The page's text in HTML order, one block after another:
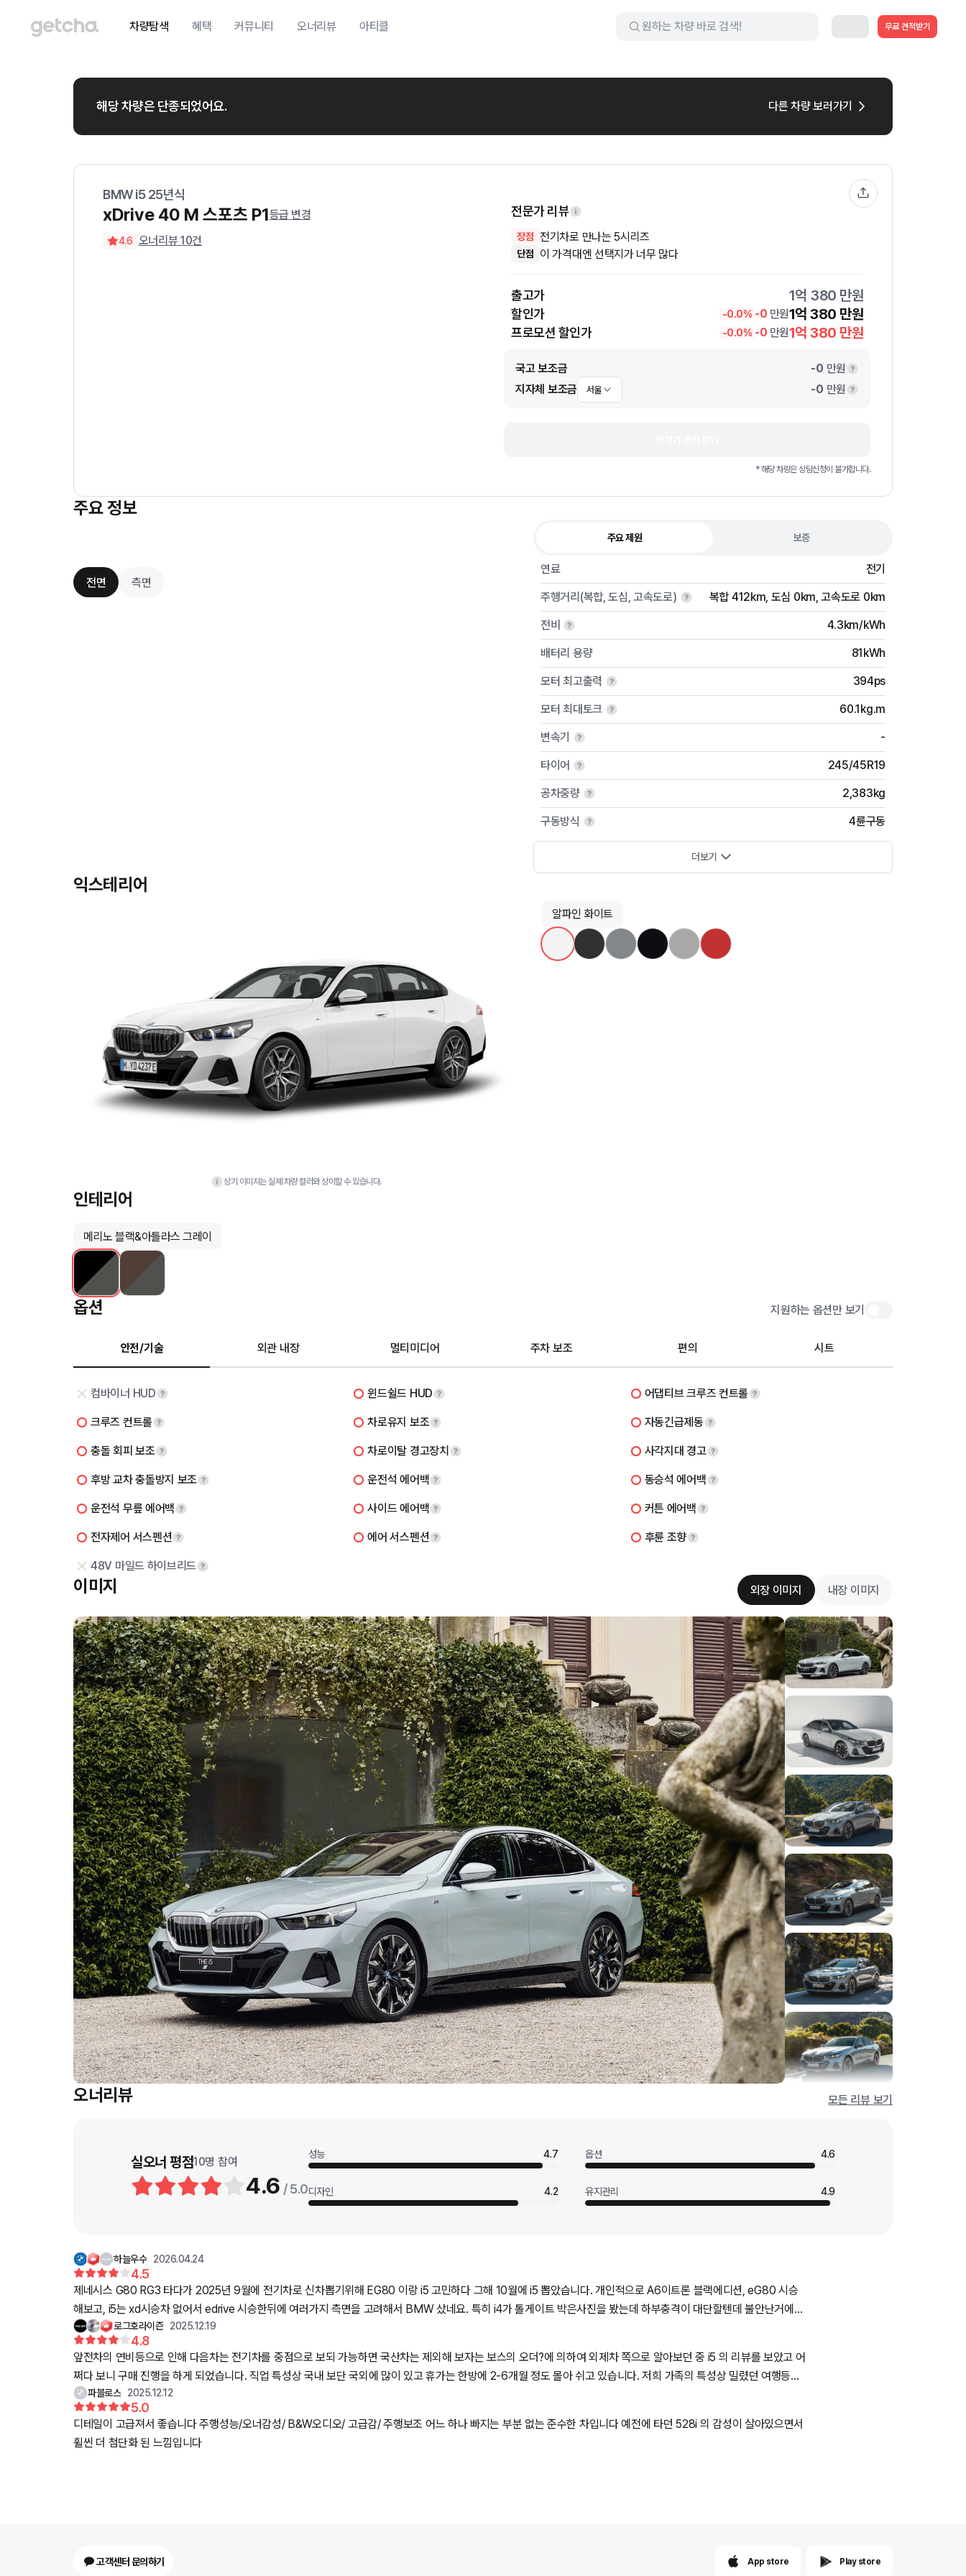
차량탐색 혜택 커뮤니티 오너리뷰 아티클 무료 견적받기
해당 차량은 단종되었어요. 다른 차량 보러가기
BMW i5 25년식
xDrive 40 M 스포츠 P1등급 변경
4.6 오너리뷰10건
전문가 리뷰
장점 전기차로 만나는 5시리즈
단점 이 가격대엔 선택지가 너무 많다
출고가 1억 380 만원
할인가 -0.0% -0 만원1억 380 만원
프로모션 할인가 -0.0% -0 만원1억 380 만원
국고 보조금 -0 만원
지자체 보조금
서울 -0 만원
* 해당 차량은 상담신청이 불가합니다.
주요 정보
전면 측면
주요 제원 보증
연료 전기
주행거리(복합, 도심, 고속도로) 복합 412km, 도심 0km,고속도로 0km
전비 4.3km/kWh
배터리 용량 81kWh
모터 최고출력 394ps
모터 최대토크 60.1kg.m
변속기 -
타이어 245/45R19
공차중량 2,383kg
구동방식 4륜구동
더보기
익스테리어
상기 이미지는 실제 차량 컬러와 상이할 수 있습니다.
알파인 화이트
인테리어
메리노 블랙&아틀라스 그레이
옵션 지원하는 옵션만 보기
안전/기술 외관 내장 멀티미디어 주차 보조 편의 시트
컴바이너 HUD 윈드쉴드 HUD 어댑티브 크루즈 컨트롤
크루즈 컨트롤 차로유지 보조 자동긴급제동
충돌 회피 보조 차로이탈 경고장치 사각지대 경고
후방 교차 충돌방지 보조 운전석 에어백 동승석 에어백
운전석 무릎 에어백 사이드 에어백 커튼 에어백
전자제어 서스펜션 에어 서스펜션 후륜 조향
48V 마일드 하이브리드
이미지 외장 이미지 내장 이미지
오너리뷰 모든 리뷰 보기
실오너 평점10명 참여
4.6 / 5.0
성능 4.7 옵션 4.6
디자인 4.2 유지관리 4.9
하늘우수 2026.04.24
4.5
제네시스 G80 RG3 타다가 2025년 9월에 전기차로 신차뽑기위해 EG80 이랑 i5 고민하다 그해 10월에 i5 뽑았습니다. 개인적으로 A6이트론 블랙에디션, eG80 시승
해보고, i5는 xd시승차 없어서 edrive 시승한뒤에 여러가지 측면을 고려해서 BMW 샀네요. 특히 i4가 톨게이트 박은사진을 봤는데 하부충격이 대단할텐데 불안난거에
인상이 깊었습니다. 승차감 자체는 A6가 좀 더 나았던거같고.. 근데 전반적인건 i5 Xdrive MSP Pro 가 낫다고 생각합니다
로그호라이즌 2025.12.19
4.8
앞전차의 연비등으로 인해 다음차는 전기차를 중점으로 보되 가능하면 국산차는 제외해 보자는 보스의 오더?에 의하여 외제차 쪽으로 알아보던 중 i5 의 리뷰를 보았고 어
쩌다 보니 구매 진행을 하게 되었습니다. 직업 특성상 국내 보단 국외에 많이 있고 휴가는 한방에 2-6개월 정도 몰아 쉬고 있습니다. 저희 가족의 특성상 밀렸던 여행등을
다니기에 휴가 기간중 엄청난 주행 거리를 자랑합니다. (내연차 운행시 월 5~6천키로). 실제 본 차량 출고시 1년간 충전료 무제한 이벤트가 있었고 이를 믿고 출고후 휴가
기간동안 매달 1만키로 내외로 운행 하였으며, 해당 이벤트를 기가막히게 사용 했습니다 (출고 2달차 약 2.5만키로 시점 소명자료 재출 요구 받은건 안 비밀 입니다..) 장
거리등에서 전기차가 불편하지 않냐고 하시는 문의등을 많이 받게 되는데 저는 항상 고급유를 찾아 다니던 습관 때문인지 딱히 그에 대해 스트레스 받아본 상황은 없어 보
입니다 (강원도 놀러가면 고급유 찾기가 많이 불편…ㅠ) 앞서 운행하던 차량 대비 현저희 낮아진 운용유지비, 톨비등은 저에겐 엄청난 매리트였고 주위에도 항상 추천하고
파블로스 2025.12.12
5.0
디테일이 고급져서 좋습니다 주행성능/오너감성/ B&W오디오/ 고급감/ 주행보조 어느 하나 빠지는 부분 없는 준수한 차입니다 예전에 타던 528i 의 감성이 살아있으면서
휠씬 더 첨단화 된 느낌입니다
고객센터 문의하기 App store Play store